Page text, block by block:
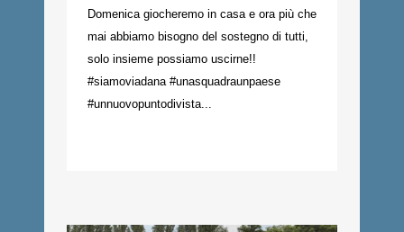
Domenica giocheremo in casa e ora più che
mai abbiamo bisogno del sostegno di tutti,
solo insieme possiamo uscirne!!
#siamoviadana #unasquadraunpaese
#unnuovopuntodivista...